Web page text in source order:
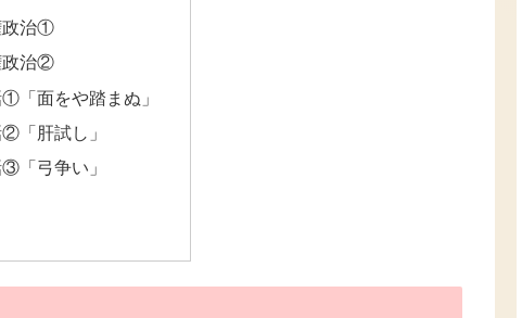
政治①
政治②
「面をや踏まぬ」
「肝試し」
「弓争い」